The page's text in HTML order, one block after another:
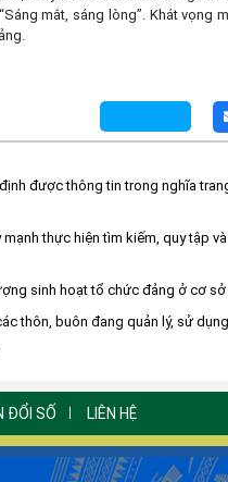
mắt, sáng lòng”. Khát vọng
được thông tin trong nghĩa
thực hiện tìm kiếm, quy tập
sinh hoạt tổ chức đảng ở cơ sở
thôn, buôn đang quản lý, sử dụng
ĐỔI SỐ LIÊN HỆ